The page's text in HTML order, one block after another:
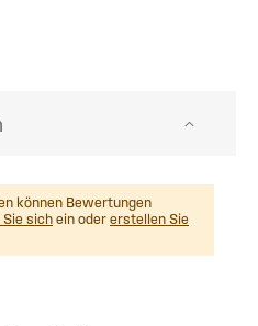
können Bewertungen
Sie sich ein oder erstellen Sie